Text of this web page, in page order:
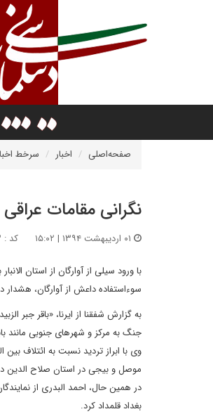
صفحه‌اصلی اخبار سرخط
نگرانی مقامات
کد : ۱۹۴۶۷۷۳
با ورود سیلی از آوارگان از استان
سوءاستفاده داعش از آوارگان، هشدار
به گزارش شفقنا از ایرنا، «باقر جبر
جنگ به مرکز و شهرهای جنوبی مانند
موصل و بیجی در استان صلاح الدین داشته اند، ائتلاف عربی
در همین حال، احمد البدری از
بغداد قلمداد کرد.